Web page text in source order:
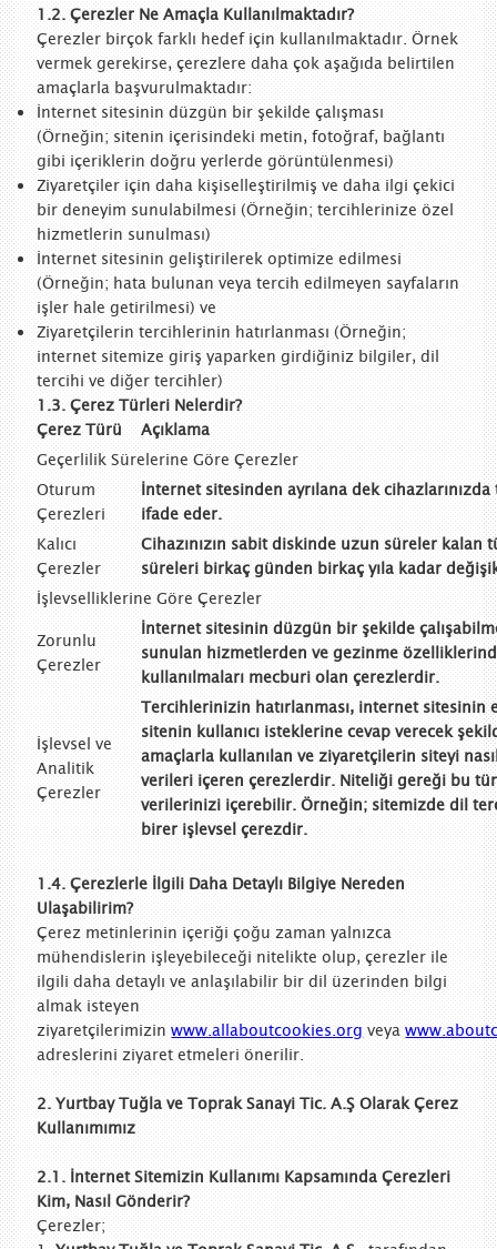
1.2. Çerezler Ne Amaçla Kullanılmaktadır?
Çerezler birçok farklı hedef için kullanılmaktadır. Örnek
vermek gerekirse, çerezlere daha çok aşağıda belirtilen
amaçlarla başvurulmaktadır:
İnternet sitesinin düzgün bir şekilde çalışması
(Örneğin; sitenin içerisindeki metin, fotoğraf, bağlantı
gibi içeriklerin doğru yerlerde görüntülenmesi)
Ziyaretçiler için daha kişiselleştirilmiş ve daha ilgi çekici
bir deneyim sunulabilmesi (Örneğin; tercihlerinize özel
hizmetlerin sunulması)
İnternet sitesinin geliştirilerek optimize edilmesi
(Örneğin; hata bulunan veya tercih edilmeyen sayfaların
işler hale getirilmesi) ve
Ziyaretçilerin tercihlerinin hatırlanması (Örneğin;
internet sitemize giriş yaparken girdiğiniz bilgiler, dil
tercihi ve diğer tercihler)
1.3. Çerez Türleri Nelerdir?
Çerez Türü
Açıklama
Geçerlilik Sürelerine Göre Çerezler
Oturum
Çerezleri
İnternet sitesinden ayrılana dek
ifade eder.
Kalıcı
Çerezler
Cihazınızın sabit diskinde uzun süreler kalan
süreleri birkaç günden birkaç yıla kadar
İşlevselliklerine Göre Çerezler
Zorunlu
Çerezler
İnternet sitesinin düzgün bir şekilde
sunulan hizmetlerden ve gezinme
kullanılmaları mecburi olan çerezlerdir.
İşlevsel ve
Analitik
Çerezler
Tercihlerinizin hatırlanması, internet sitesinin
sitenin kullanıcı isteklerine cevap verecek
amaçlarla kullanılan ve ziyaretçilerin siteyi
verileri içeren çerezlerdir. Niteliği gereği bu
verilerinizi içerebilir. Örneğin; sitemizde dil
birer işlevsel çerezdir.
1.4. Çerezlerle İlgili Daha Detaylı Bilgiye Nereden
Ulaşabilirim?
Çerez metinlerinin içeriği çoğu zaman yalnızca
mühendislerin işleyebileceği nitelikte olup, çerezler ile
ilgili daha detaylı ve anlaşılabilir bir dil üzerinden bilgi
almak isteyen
ziyaretçilerimizinwww.allaboutcookies.org veya
adreslerini ziyaret etmeleri önerilir.
2.Yurtbay Tuğla ve Toprak Sanayi Tic. A.Ş Olarak Çerez
Kullanımımız
2.1. İnternet Sitemizin Kullanımı Kapsamında Çerezleri
Kim, Nasıl Gönderir?
Çerezler;